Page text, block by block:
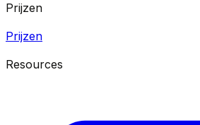
Prijzen
Prijzen
Resources